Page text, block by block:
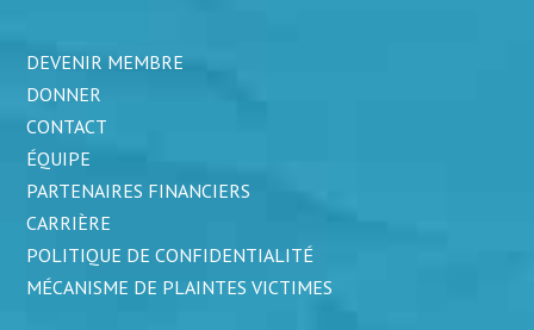
DEVENIR MEMBRE
DONNER
CONTACT
ÉQUIPE
PARTENAIRES FINANCIERS
CARRIÈRE
POLITIQUE DE CONFIDENTIALITÉ
MÉCANISME DE PLAINTES VICTIMES